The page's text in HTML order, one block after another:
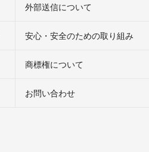
外部送信について
安心・安全のための取り組み
商標権について
お問い合わせ